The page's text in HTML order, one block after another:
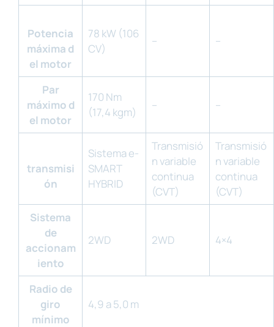
Potencia
máxima d
el motor
78 kW (106
CV)
– –
Par
máximo d
el motor
170 Nm
(17,4 kgm)
– –
transmisi
ón
Sistema e-
SMART
HYBRID
Transmisió
n variable
continua
(CVT)
Transmisió
n variable
continua
(CVT)
Sistema
de
accionam
iento
2WD 2WD 4×4
Radio de
giro
mínimo
4,9 a 5,0 m